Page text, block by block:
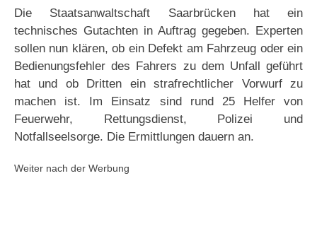
Die Staatsanwaltschaft Saarbrücken hat ein
technisches Gutachten in Auftrag gegeben. Experten
sollen nun klären, ob ein Defekt am Fahrzeug oder ein
Bedienungsfehler des Fahrers zu dem Unfall geführt
hat und ob Dritten ein strafrechtlicher Vorwurf zu
machen ist. Im Einsatz sind rund 25 Helfer von
Feuerwehr, Rettungsdienst, Polizei und
Notfallseelsorge. Die Ermittlungen dauern an.
Weiter nach der Werbung